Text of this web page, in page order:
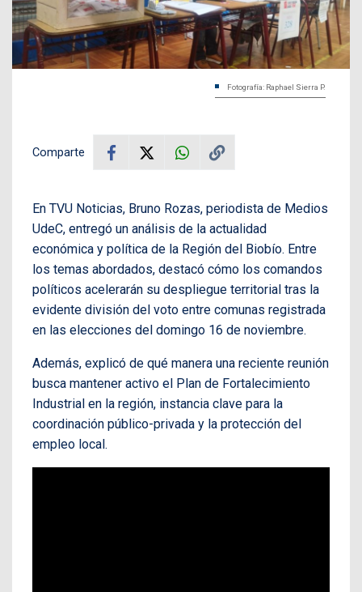
Fotografía: Raphael Sierra P.
Comparte
En TVU Noticias, Bruno Rozas, periodista de Medios
UdeC, entregó un análisis de la actualidad
económica y política de la Región del Biobío. Entre
los temas abordados, destacó cómo los comandos
políticos acelerarán su despliegue territorial tras la
evidente división del voto entre comunas registrada
en las elecciones del domingo 16 de noviembre.
Además, explicó de qué manera una reciente reunión
busca mantener activo el Plan de Fortalecimiento
Industrial en la región, instancia clave para la
coordinación público-privada y la protección del
empleo local.